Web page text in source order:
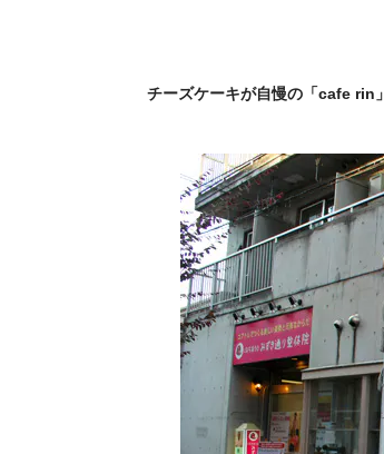
チーズケーキが自慢の「cafe rin」